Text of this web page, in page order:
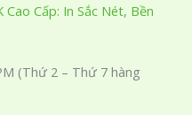
Cao Cấp: In Sắc Nét, Bền
(Thứ 2 – Thứ 7 hàng